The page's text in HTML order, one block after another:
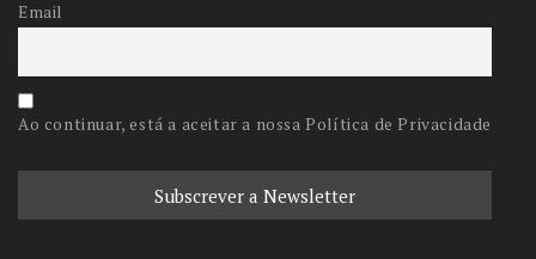
Email
Ao continuar, está a aceitar a nossa Política de Privacidade